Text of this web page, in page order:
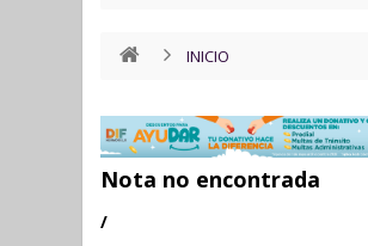
INICIO
Nota no encontrada
/